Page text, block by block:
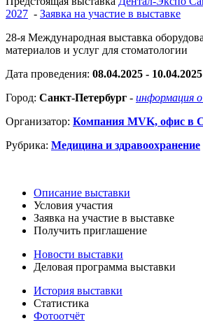
2027 - Заявка на участие в выставке
28-я Международная выставка
материалов и услуг для стоматологии
Дата проведения: 08.04.2025 - 10.04.2025
Город: Санкт-Петербург - информация о
Организатор: Компания MVK, офис в
Рубрика: Медицина и здравоохранение
Описание выставки
Условия участия
Заявка на участие в выставке
Получить приглашение
Новости выставки
Деловая программа выставки
История выставки
Статистика
Фотоотчёт